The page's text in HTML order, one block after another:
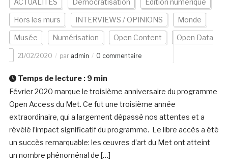
ACTUALITÉS Démocratisation Edition numérique
Hors les murs INTERVIEWS / OPINIONS Monde
Musée Numérisation Open Content Open Data
21/02/2020 par admin 0 commentaire
Temps de lecture : 9 min
Février 2020 marque le troisième anniversaire du programme
Open Access du Met. Ce fut une troisième année
extraordinaire, qui a largement dépassé nos attentes et a
révélé l’impact significatif du programme. Le libre accès a été
un succès remarquable: les œuvres d’art du Met ont atteint
un nombre phénoménal de […]